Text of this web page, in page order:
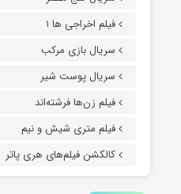
فیلم اخراجی ها ۱
سریال بازی مرکب
سریال پوست شیر
فیلم زن‌ها فرشته‌اند
فیلم متری شیش و نیم
کالکشن فیلم‌های هری پاتر